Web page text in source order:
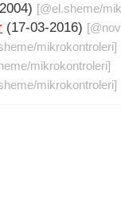
[@el.sheme/
(17-03-2016) [@
/mikrokontroleri]
/mikrokontroleri]
/mikrokontroleri]